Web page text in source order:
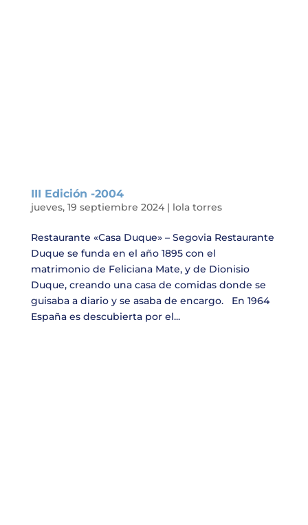
III Edición -2004
jueves, 19 septiembre 2024| lola torres
Restaurante «Casa Duque» – Segovia Restaurante
Duque se funda en el año 1895 con el
matrimonio de Feliciana Mate, y de Dionisio
Duque, creando una casa de comidas donde se
guisaba a diario y se asaba de encargo. En 1964
España es descubierta por el...